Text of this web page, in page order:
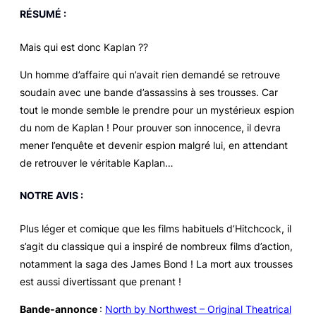
RÉSUMÉ :
Mais qui est donc Kaplan ??
Un homme d’affaire qui n’avait rien demandé se retrouve
soudain avec une bande d’assassins à ses trousses. Car
tout le monde semble le prendre pour un mystérieux espion
du nom de Kaplan ! Pour prouver son innocence, il devra
mener l’enquête et devenir espion malgré lui, en attendant
de retrouver le véritable Kaplan…
NOTRE AVIS :
Plus léger et comique que les films habituels d’Hitchcock, il
s’agit du classique qui a inspiré de nombreux films d’action,
notamment la saga des James Bond ! La mort aux trousses
est aussi divertissant que prenant !
Bande-annonce : North by Northwest – Original Theatrical